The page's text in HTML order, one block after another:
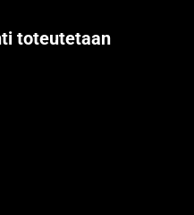
toteutetaan